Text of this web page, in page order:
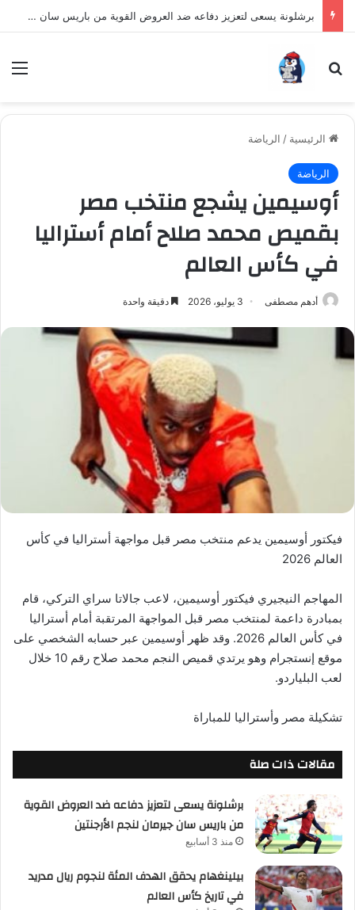
برشلونة يسعى لتعزيز دفاعه ضد العروض القوية من باريس سان جيرمان لنجم الأرجنتين
بحث عن
الرئيسية / الرياضة
الرياضة
أوسيمين يشجع منتخب مصر
بقميص محمد صلاح أمام أستراليا
في كأس العالم
أدهم مصطفى 3 يوليو، 2026 دقيقة واحدة
فيكتور أوسيمين يدعم منتخب مصر قبل مواجهة أستراليا في كأس
العالم 2026
المهاجم النيجيري فيكتور أوسيمين، لاعب جالاتا سراي التركي، قام
بمبادرة داعمة لمنتخب مصر قبل المواجهة المرتقبة أمام أستراليا
في كأس العالم 2026. وقد ظهر أوسيمين عبر حسابه الشخصي على
موقع إنستجرام وهو يرتدي قميص النجم محمد صلاح رقم 10 خلال
لعب البلياردو.
تشكيلة مصر وأستراليا للمباراة
مقالات ذات صلة
برشلونة يسعى لتعزيز دفاعه ضد العروض القوية
من باريس سان جيرمان لنجم الأرجنتين
منذ 3 أسابيع
بيلينغهام يحقق الهدف المئة لنجوم ريال مدريد
في تاريخ كأس العالم